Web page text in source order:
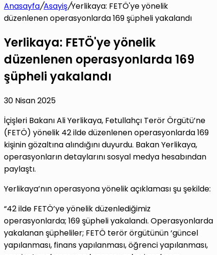
Anasayfa/Asayiş/Yerlikaya: FETÖ'ye yönelik
düzenlenen operasyonlarda 169 şüpheli yakalandı
Yerlikaya: FETÖ'ye yönelik
düzenlenen operasyonlarda 169
şüpheli yakalandı
30 Nisan 2025
İçişleri Bakanı Ali Yerlikaya, Fetullahçı Terör Örgütü’ne
(FETÖ) yönelik 42 ilde düzenlenen operasyonlarda 169
kişinin gözaltına alındığını duyurdu. Bakan Yerlikaya,
operasyonların detaylarını sosyal medya hesabından
paylaştı.
Yerlikaya’nın operasyona yönelik açıklaması şu şekilde:
“42 ilde FETÖ’ye yönelik düzenlediğimiz
operasyonlarda; 169 şüpheli yakalandı. Operasyonlarda
yakalanan şüpheliler; FETÖ terör örgütünün ‘güncel
yapılanması, finans yapılanması, öğrenci yapılanması,